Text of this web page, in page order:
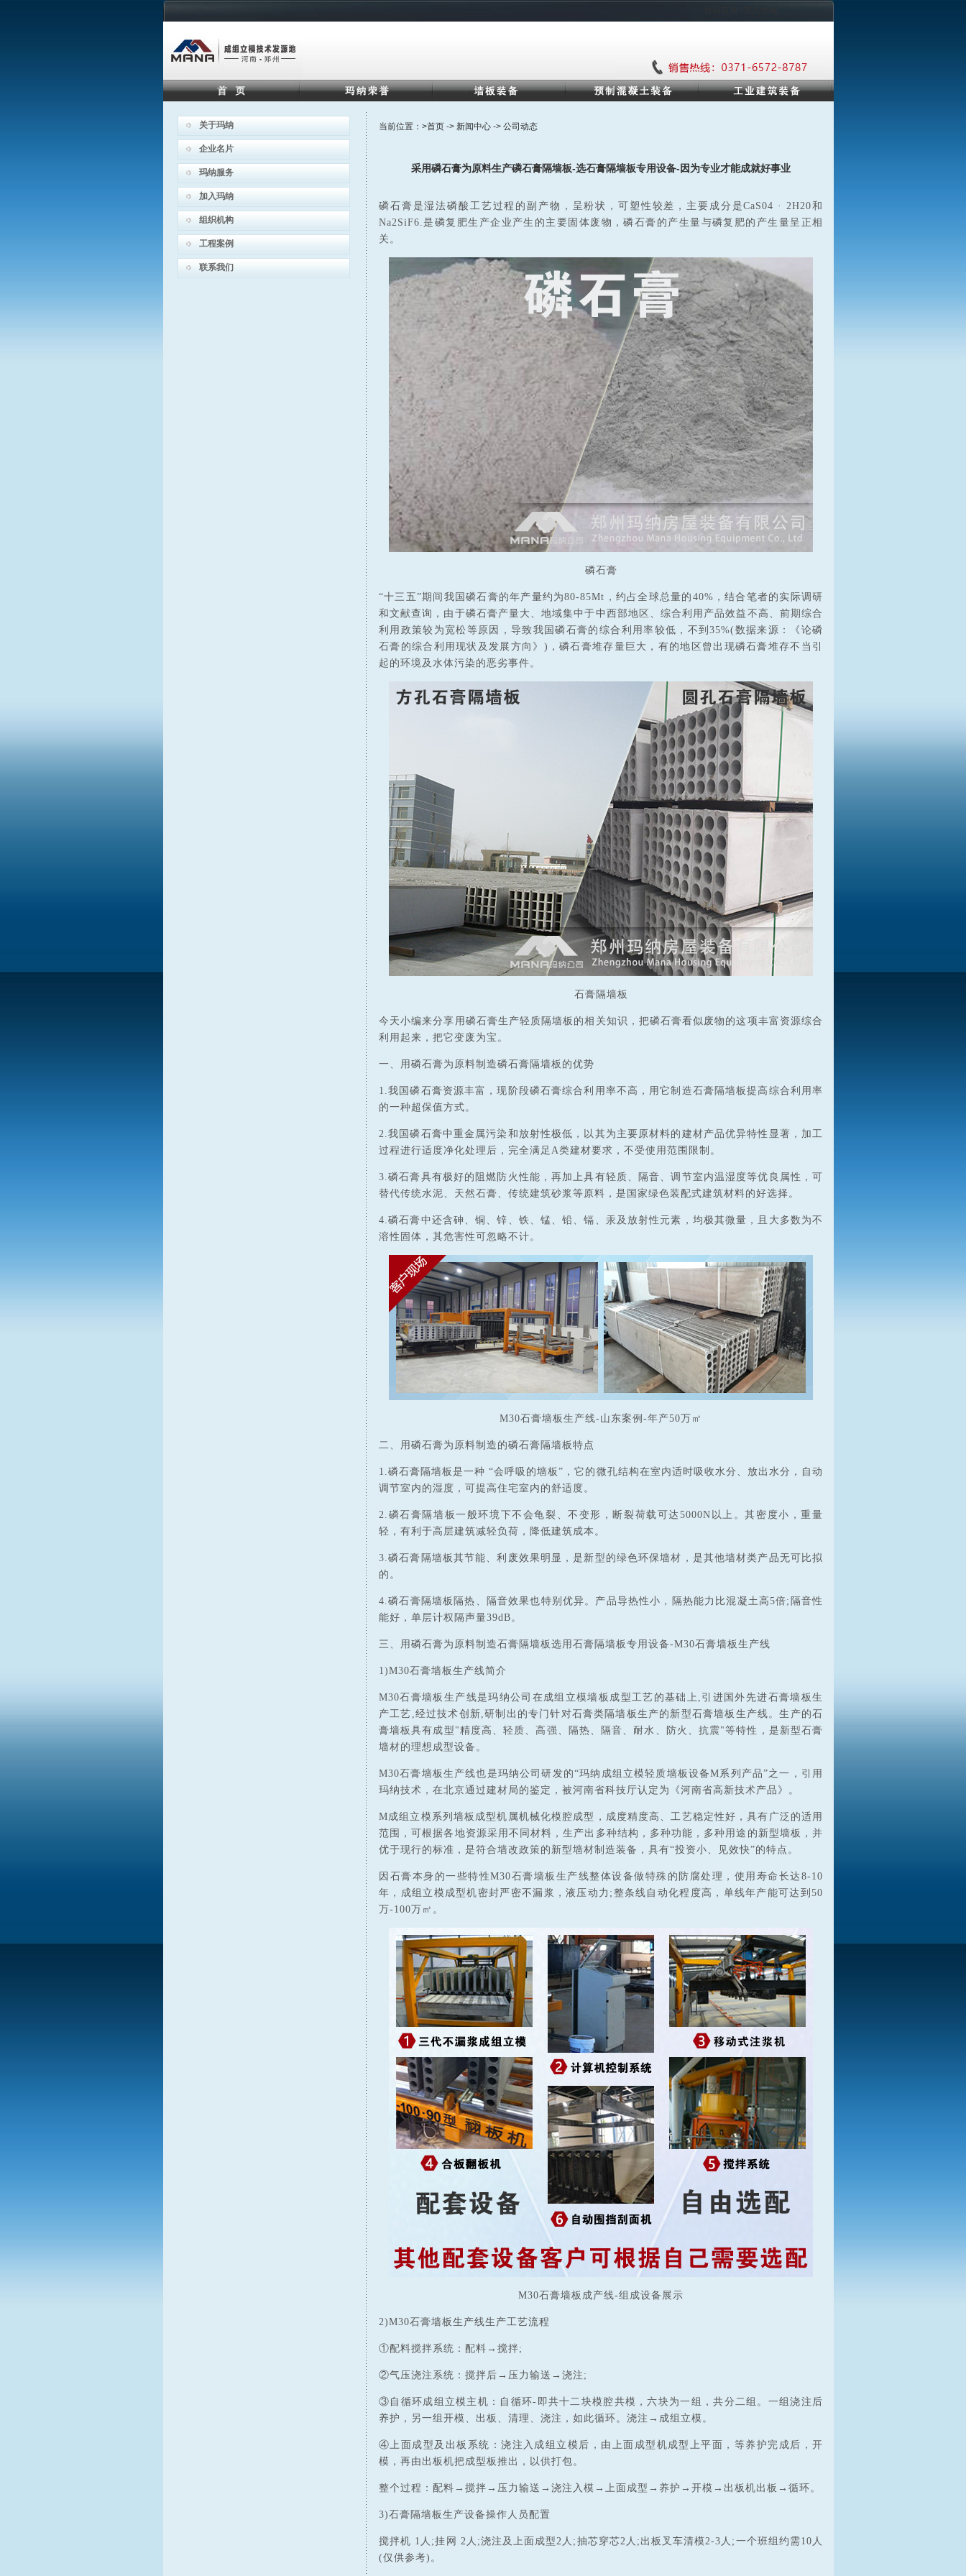
关于玛纳
企业名片
玛纳服务
加入玛纳
组织机构
工程案例
联系我们
当前位置： >首页 -> 新闻中心 -> 公司动态
采用磷石膏为原料生产磷石膏隔墙板-选石膏隔墙板专用设备-因为专业才能成就好事业
磷石膏是湿法磷酸工艺过程的副产物，呈粉状，可塑性较差，主要成分是CaS04 · 2H20和
Na2SiF6.是磷复肥生产企业产生的主要固体废物，磷石膏的产生量与磷复肥的产生量呈正相
关。
磷石膏
“十三五”期间我国磷石膏的年产量约为80-85Mt，约占全球总量的40%，结合笔者的实际调研
和文献查询，由于磷石膏产量大、地域集中于中西部地区、综合利用产品效益不高、前期综合
利用政策较为宽松等原因，导致我国磷石膏的综合利用率较低，不到35%(数据来源：《论磷
石膏的综合利用现状及发展方向》)，磷石膏堆存量巨大，有的地区曾出现磷石膏堆存不当引
起的环境及水体污染的恶劣事件。
石膏隔墙板
今天小编来分享用磷石膏生产轻质隔墙板的相关知识，把磷石膏看似废物的这项丰富资源综合
利用起来，把它变废为宝。
一、用磷石膏为原料制造磷石膏隔墙板的优势
1.我国磷石膏资源丰富，现阶段磷石膏综合利用率不高，用它制造石膏隔墙板提高综合利用率
的一种超保值方式。
2.我国磷石膏中重金属污染和放射性极低，以其为主要原材料的建材产品优异特性显著，加工
过程进行适度净化处理后，完全满足A类建材要求，不受使用范围限制。
3.磷石膏具有极好的阻燃防火性能，再加上具有轻质、隔音、调节室内温湿度等优良属性，可
替代传统水泥、天然石膏、传统建筑砂浆等原料，是国家绿色装配式建筑材料的好选择。
4.磷石膏中还含砷、铜、锌、铁、锰、铅、镉、汞及放射性元素，均极其微量，且大多数为不
溶性固体，其危害性可忽略不计。
M30石膏墙板生产线-山东案例-年产50万㎡
二、用磷石膏为原料制造的磷石膏隔墙板特点
1.磷石膏隔墙板是一种 “会呼吸的墙板”，它的微孔结构在室内适时吸收水分、放出水分，自动
调节室内的湿度，可提高住宅室内的舒适度。
2.磷石膏隔墙板一般环境下不会龟裂、不变形，断裂荷载可达5000N以上。其密度小，重量
轻，有利于高层建筑减轻负荷，降低建筑成本。
3.磷石膏隔墙板其节能、利废效果明显，是新型的绿色环保墙材，是其他墙材类产品无可比拟
的。
4.磷石膏隔墙板隔热、隔音效果也特别优异。产品导热性小，隔热能力比混凝土高5倍;隔音性
能好，单层计权隔声量39dB。
三、用磷石膏为原料制造石膏隔墙板选用石膏隔墙板专用设备-M30石膏墙板生产线
1)M30石膏墙板生产线简介
M30石膏墙板生产线是玛纳公司在成组立模墙板成型工艺的基础上,引进国外先进石膏墙板生
产工艺,经过技术创新,研制出的专门针对石膏类隔墙板生产的新型石膏墙板生产线。生产的石
膏墙板具有成型"精度高、轻质、高强、隔热、隔音、耐水、防火、抗震"等特性，是新型石膏
墙材的理想成型设备。
M30石膏墙板生产线也是玛纳公司研发的“玛纳成组立模轻质墙板设备M系列产品”之一，引用
玛纳技术，在北京通过建材局的鉴定，被河南省科技厅认定为《河南省高新技术产品》。
M成组立模系列墙板成型机属机械化模腔成型，成度精度高、工艺稳定性好，具有广泛的适用
范围，可根据各地资源采用不同材料，生产出多种结构，多种功能，多种用途的新型墙板，并
优于现行的标准，是符合墙改政策的新型墙材制造装备，具有“投资小、见效快”的特点。
因石膏本身的一些特性M30石膏墙板生产线整体设备做特殊的防腐处理，使用寿命长达8-10
年，成组立模成型机密封严密不漏浆，液压动力;整条线自动化程度高，单线年产能可达到50
万-100万㎡。
M30石膏墙板成产线-组成设备展示
2)M30石膏墙板生产线生产工艺流程
①配料搅拌系统：配料→搅拌;
②气压浇注系统：搅拌后→压力输送→浇注;
③自循环成组立模主机：自循环-即共十二块模腔共模，六块为一组，共分二组。一组浇注后
养护，另一组开模、出板、清理、浇注，如此循环。浇注→成组立模。
④上面成型及出板系统：浇注入成组立模后，由上面成型机成型上平面，等养护完成后，开
模，再由出板机把成型板推出，以供打包。
整个过程：配料→搅拌→压力输送→浇注入模→上面成型→养护→开模→出板机出板→循环。
3)石膏隔墙板生产设备操作人员配置
搅拌机 1人;挂网 2人;浇注及上面成型2人;抽芯穿芯2人;出板叉车清模2-3人;一个班组约需10人
(仅供参考)。